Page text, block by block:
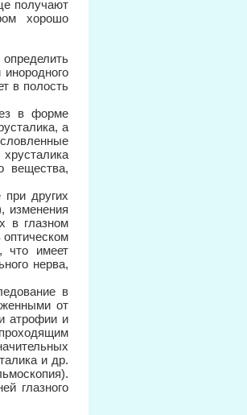
получают
хорошо
в полость
в форме
а
вещества,
других
изменения
в глазном
что имеет
нерва,
в
от
атрофии и
и др.
глазного